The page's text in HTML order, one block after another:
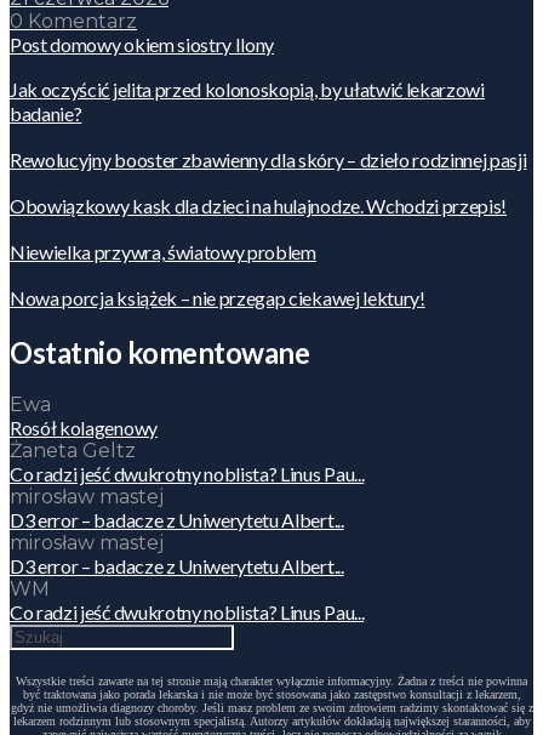
0 Komentarz
Post domowy okiem siostry Ilony
Jak oczyścić jelita przed kolonoskopią, by ułatwić lekarzowi
badanie?
Rewolucyjny booster zbawienny dla skóry – dzieło rodzinnej pasji
Obowiązkowy kask dla dzieci na hulajnodze. Wchodzi przepis!
Niewielka przywra, światowy problem
Nowa porcja książek – nie przegap ciekawej lektury!
Ostatnio komentowane
Ewa
Rosół kolagenowy
Żaneta Geltz
Co radzi jeść dwukrotny noblista? Linus Pau...
mirosław mastej
D3 error – badacze z Uniwerytetu Albert...
mirosław mastej
D3 error – badacze z Uniwerytetu Albert...
WM
Co radzi jeść dwukrotny noblista? Linus Pau...
Wszystkie treści zawarte na tej stronie mają charakter wyłącznie informacyjny. Żadna z treści nie powinna
być traktowana jako porada lekarska i nie może być stosowana jako zastępstwo konsultacji z lekarzem,
gdyż nie umożliwia diagnozy choroby. Jeśli masz problem ze swoim zdrowiem radzimy skontaktować się z
lekarzem rodzinnym lub stosownym specjalistą. Autorzy artykułów dokładają największej staranności, aby